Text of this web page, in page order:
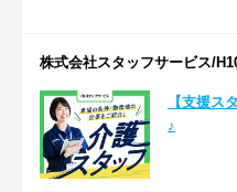
株式会社スタッフサービス/
【支援ス
♪